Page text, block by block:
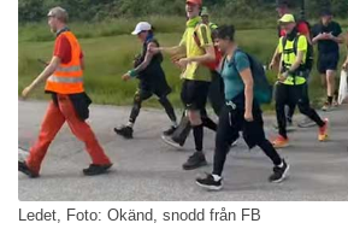
Ledet, Foto: Okänd, snodd från FB